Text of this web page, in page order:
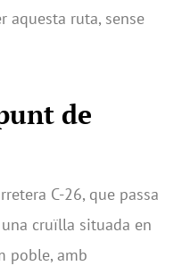
aquesta ruta, sense
de
C-26, que passa
cruïlla situada en
poble, amb